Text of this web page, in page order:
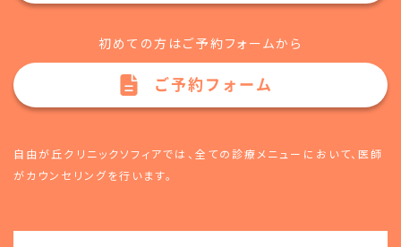
初めての方はご予約フォームから
ご予約フォーム
自由が丘クリニックソフィアでは、全ての診療メニューにおいて、 医師
がカウンセリングを行います。